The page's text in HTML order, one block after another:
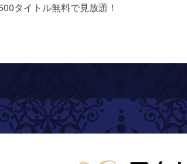
タイトル無料で見放題！